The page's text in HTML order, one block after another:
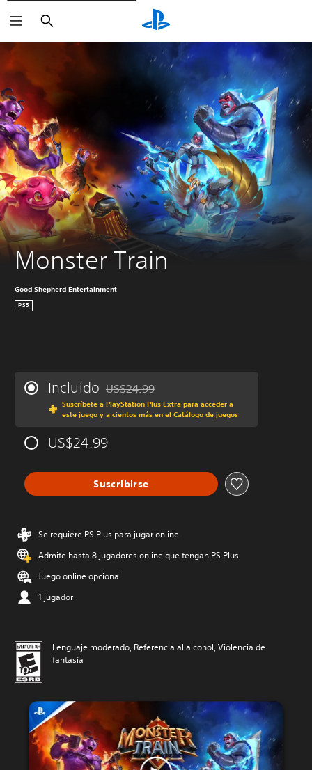
Buscar
Monster Train
Good Shepherd Entertainment
PS5
Incluido Rebajado del precio original de US$24.99
US$24.99
Suscríbete a PlayStation Plus Extra para acceder a
este juego y a cientos más en el Catálogo de juegos
US$24.99
Suscribirse
Se requiere PS Plus para jugar online
Admite hasta 8 jugadores online que tengan PS Plus
Juego online opcional
1 jugador
Lenguaje moderado, Referencia al alcohol, Violencia de
fantasía